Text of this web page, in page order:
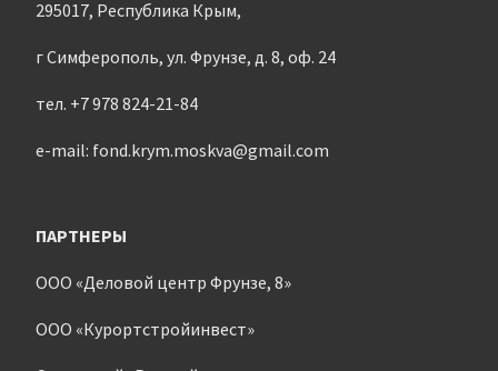
295017, Республика Крым,
г Симферополь, ул. Фрунзе, д. 8, оф. 24
тел. +7 978 824-21-84
e-mail: fond.krym.moskva@gmail.com
ПАРТНЕРЫ
ООО «Деловой центр Фрунзе, 8»
ООО «Курортстройинвест»